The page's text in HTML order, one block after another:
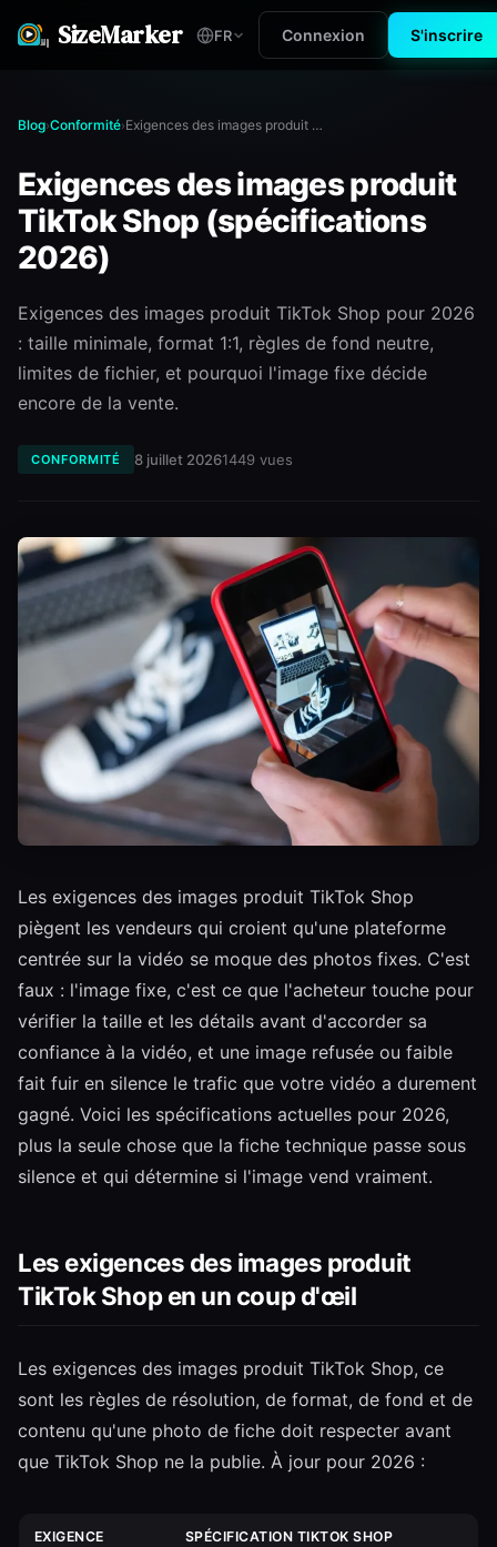
SizeMarker FR Connexion S'inscrire
Blog›Conformité› Exigences des images produit TikTok Shop (spécifications 2026)
Exigences des images produit
TikTok Shop (spécifications
2026)
Exigences des images produit TikTok Shop pour 2026
: taille minimale, format 1:1, règles de fond neutre,
limites de fichier, et pourquoi l'image fixe décide
encore de la vente.
CONFORMITÉ 8 juillet 20261449 vues
Les exigences des images produit TikTok Shop
piègent les vendeurs qui croient qu'une plateforme
centrée sur la vidéo se moque des photos fixes. C'est
faux : l'image fixe, c'est ce que l'acheteur touche pour
vérifier la taille et les détails avant d'accorder sa
confiance à la vidéo, et une image refusée ou faible
fait fuir en silence le trafic que votre vidéo a durement
gagné. Voici les spécifications actuelles pour 2026,
plus la seule chose que la fiche technique passe sous
silence et qui détermine si l'image vend vraiment.
Les exigences des images produit
TikTok Shop en un coup d'œil
Les exigences des images produit TikTok Shop, ce
sont les règles de résolution, de format, de fond et de
contenu qu'une photo de fiche doit respecter avant
que TikTok Shop ne la publie. À jour pour 2026 :
EXIGENCE SPÉCIFICATION TIKTOK SHOP